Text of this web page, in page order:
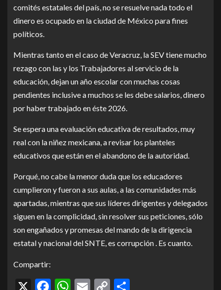
comités estatales del país, no se resuelve nada todo el
dinero es ocupado en la ciudad de México para fines
políticos.
Mientras tanto en el caso de Veracruz, la SEV tiene mucho
rezago con las y los Trabajadores al servicio de la
educación, dejan un año escolar con muchas cosas
pendientes inclusive a muchos se les debe salarios, dinero
por haber trabajado en éste 2026.
Se espera una evaluación educativa de resultados, muy
real con la niñez mexicana, a revisar los planteles
educativos que están en el abandono de la autoridad.
Porqué, no cabe la menor duda que los educadores
cumplieron y fueron a sus aulas, a las comunidades más
apartadas, mientras que sus líderes dirigentes y delegados
siguen en la complicidad, sin resolver sus peticiones, sólo
son engañados y promesas del mando de la dirigencia
estatal y nacional del SNTE, es corrupción . Es cuanto.
Compartir: